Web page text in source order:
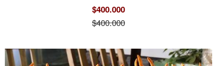
$400.000
$400.000